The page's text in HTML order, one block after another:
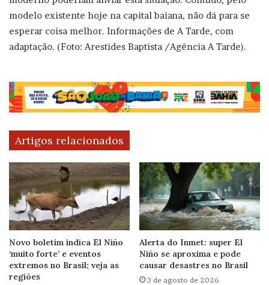
modelo existente hoje na capital baiana, não dá para se
esperar coisa melhor. Informações de A Tarde, com
adaptação. (Foto: Arestides Baptista /Agência A Tarde).
Artigos relacionados
Novo boletim indica El Niño
‘muito forte’ e eventos
extremos no Brasil; veja as
regiões
Alerta do Inmet: super El
Niño se aproxima e pode
causar desastres no Brasil
3 de agosto de 2026